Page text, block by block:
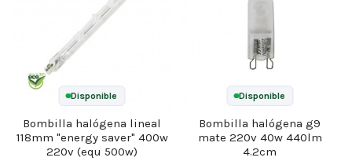
Disponible
Bombilla halógena lineal
118mm "energy saver" 400w
220v (equ 500w)
Disponible
Bombilla halógena g9
mate 220v 40w 440lm
4.2cm